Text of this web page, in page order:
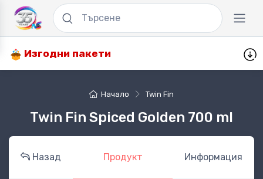
Изгодни пакети
Начало Twin Fin
Twin Fin Spiced Golden 700 ml
Назад Продукт Информация